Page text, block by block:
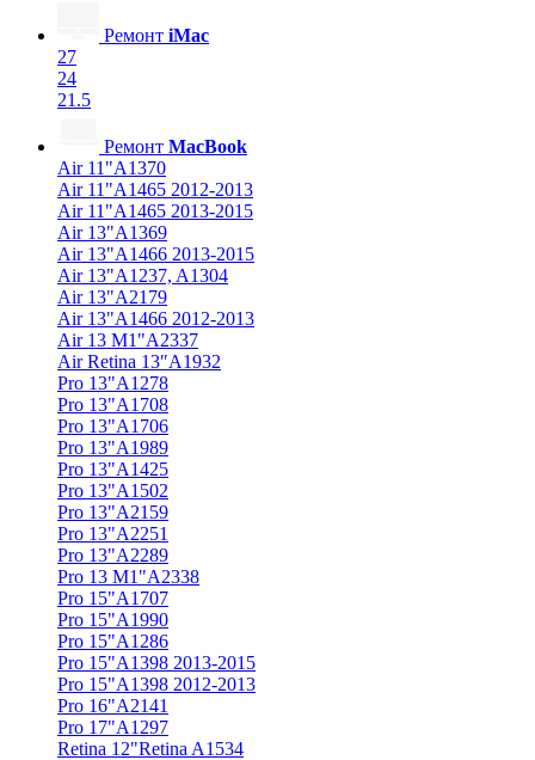
Ремонт iMac
27
24
21.5
Ремонт MacBook
Air 11"A1370
Air 11"A1465 2012-2013
Air 11"A1465 2013-2015
Air 13"A1369
Air 13"A1466 2013-2015
Air 13"A1237, A1304
Air 13"A2179
Air 13"A1466 2012-2013
Air 13 M1"A2337
Air Retina 13″A1932
Pro 13"A1278
Pro 13"A1708
Pro 13"A1706
Pro 13"A1989
Pro 13"A1425
Pro 13"A1502
Pro 13"A2159
Pro 13"A2251
Pro 13"A2289
Pro 13 M1"A2338
Pro 15"A1707
Pro 15"A1990
Pro 15"A1286
Pro 15"A1398 2013-2015
Pro 15"A1398 2012-2013
Pro 16"A2141
Pro 17"A1297
Retina 12"Retina A1534